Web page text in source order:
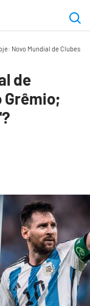
Novo Mundial de Clubes;
de
Grêmio;